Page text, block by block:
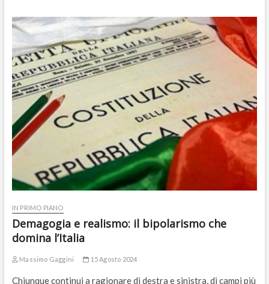
IN PRIMO PIANO
Demagogia e realismo: il bipolarismo che
domina l’Italia
Massimo Gaggini 15 Agosto 2024
Chiunque continui a ragionare di destra e sinistra, di campi più